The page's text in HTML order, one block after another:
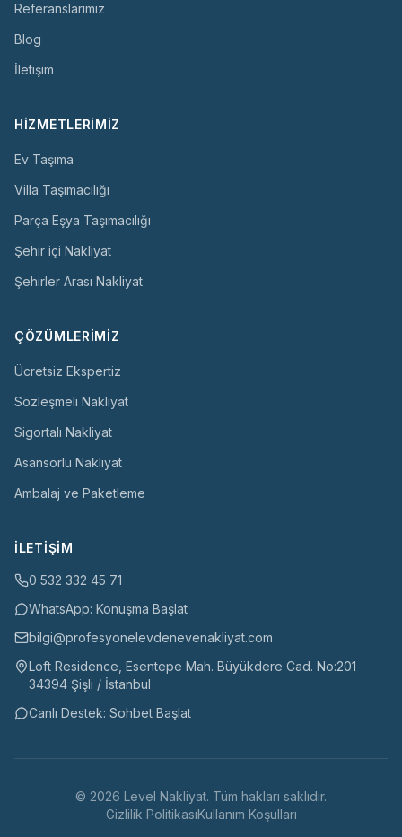
Referanslarımız
Blog
İletişim
HIZMETLERIMIZ
Ev Taşıma
Villa Taşımacılığı
Parça Eşya Taşımacılığı
Şehir içi Nakliyat
Şehirler Arası Nakliyat
ÇÖZÜMLERIMIZ
Ücretsiz Ekspertiz
Sözleşmeli Nakliyat
Sigortalı Nakliyat
Asansörlü Nakliyat
Ambalaj ve Paketleme
İLETIŞIM
0 532 332 45 71
WhatsApp: Konuşma Başlat
bilgi@profesyonelevdenevenakliyat.com
Loft Residence, Esentepe Mah. Büyükdere Cad. No:201
34394 Şişli / İstanbul
Canlı Destek: Sohbet Başlat
© 2026 Level Nakliyat. Tüm hakları saklıdır.
Gizlilik PolitikasıKullanım Koşulları